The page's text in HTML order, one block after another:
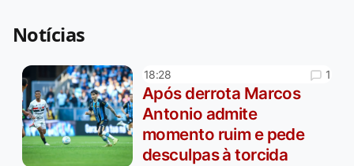
Notícias
18:28 1
Após derrota Marcos
Antonio admite
momento ruim e pede
desculpas à torcida